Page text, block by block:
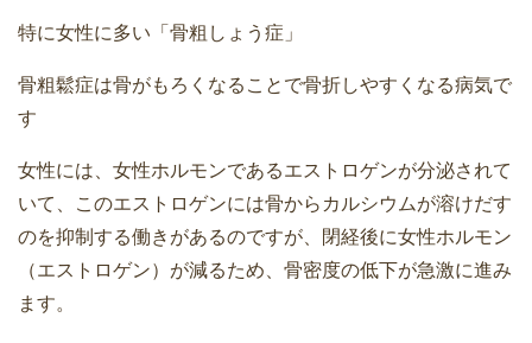
特に女性に多い「骨粗しょう症」
骨粗鬆症は骨がもろくなることで骨折しやすくなる病気で
す
女性には、女性ホルモンであるエストロゲンが分泌されて
いて、このエストロゲンには骨からカルシウムが溶けだす
のを抑制する働きがあるのですが、閉経後に女性ホルモン
（エストロゲン）が減るため、骨密度の低下が急激に進み
ます。